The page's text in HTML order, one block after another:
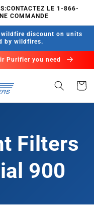
LE 1-866-
COMMANDE
discount on units
by wildfires.
Purifier you need
Panier
Filters
900